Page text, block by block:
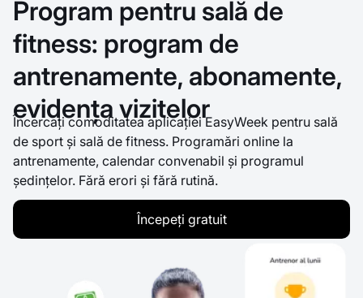
Program pentru sală de
fitness: program de
antrenamente, abonamente,
evidența vizitelor
Încercați comoditatea aplicației EasyWeek pentru sală
de sport și sală de fitness. Programări online la
antrenamente, calendar convenabil și programul
ședințelor. Fără erori și fără rutină.
Începeți gratuit